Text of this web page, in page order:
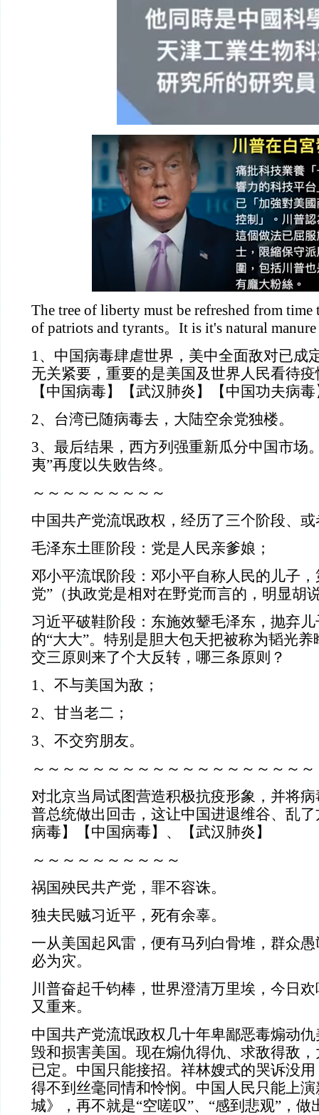
The tree of liberty must be refreshed from
of patriots and tyrants。It is it's natural manure
1、中国病毒肆虐世界，美中全面敌对已成
无关紧要，重要的是美国及世界人民看待
【中国病毒】【武汉肺炎】【中国功夫病毒
2、台湾已随病毒去，大陆空余党独楼。
3、最后结果，西方列强重新瓜分中国市场
夷”再度以失败告终。
～～～～～～～～～
中国共产党流氓政权，经历了三个阶段、
毛泽东土匪阶段：党是人民亲爹娘；
邓小平流氓阶段：邓小平自称人民的儿子
党”（执政党是相对在野党而言的，明显胡
习近平破鞋阶段：东施效颦毛泽东，抛弃
的“大大”。特别是胆大包天把被称为韬光
交三原则来了个大反转，哪三条原则？
1、不与美国为敌；
2、甘当老二；
3、不交穷朋友。
～～～～～～～～～～～～～～～～～～～
对北京当局试图营造积极抗疫形象，并将
普总统做出回击，这让中国进退维谷、乱
病毒】【中国病毒】、【武汉肺炎】
～～～～～～～～～～
祸国殃民共产党，罪不容诛。
独夫民贼习近平，死有余辜。
一从美国起风雷，便有马列白骨堆，群众
必为灾。
川普奋起千钧棒，世界澄清万里埃，今日
又重来。
中国共产党流氓政权几十年卑鄙恶毒煽动
毁和损害美国。现在煽仇得仇、求敌得敌
已定。中国只能接招。祥林嫂式的哭诉没
得不到丝毫同情和怜悯。中国人民只能上
城》，再不就是“空嗟叹”、“感到悲观”，做